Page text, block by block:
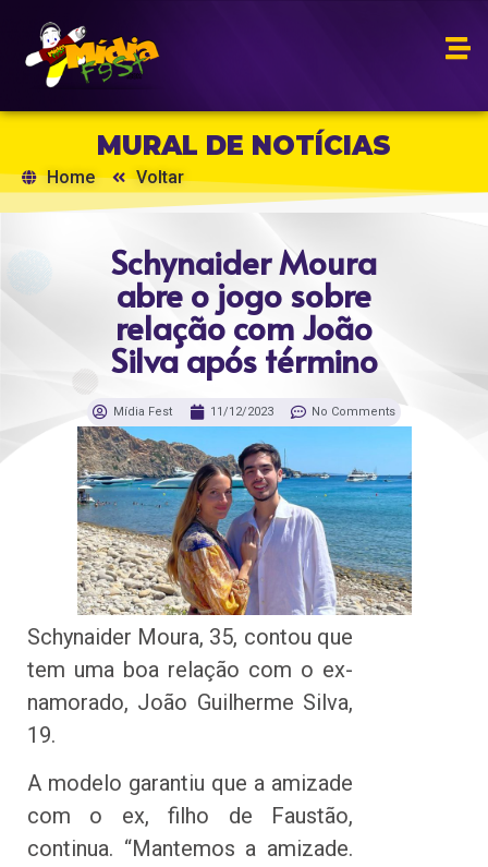
MURAL DE NOTÍCIAS
Home Voltar
Schynaider Moura
abre o jogo sobre
relação com João
Silva após término
Mídia Fest 11/12/2023 No Comments
Schynaider Moura, 35, contou que
tem uma boa relação com o ex-
namorado, João Guilherme Silva,
19.
A modelo garantiu que a amizade
com o ex, filho de Faustão,
continua. “Mantemos a amizade.